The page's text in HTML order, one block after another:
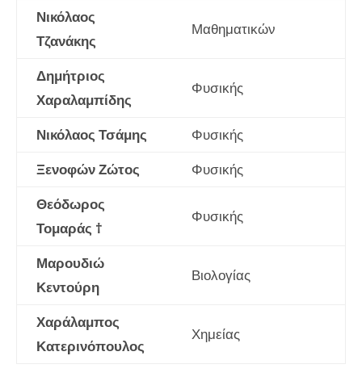
Νικόλαος
Τζανάκης
Μαθηματικών
Δημήτριος
Χαραλαμπίδης
Φυσικής
Νικόλαος Τσάμης
Φυσικής
Ξενοφών Ζώτος
Φυσικής
Θεόδωρος
Τομαράς †
Φυσικής
Μαρουδιώ
Κεντούρη
Βιολογίας
Χαράλαμπος
Κατερινόπουλος
Χημείας